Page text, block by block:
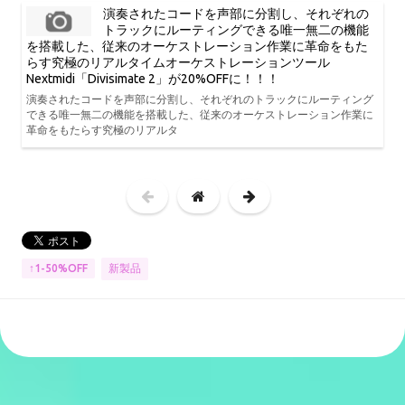
演奏されたコードを声部に分割し、それぞれの
トラックにルーティングできる唯一無二の機能
を搭載した、従来のオーケストレーション作業に革命をもた
らす究極のリアルタイムオーケストレーションツール
Nextmidi「Divisimate 2」が20%OFFに！！！
演奏されたコードを声部に分割し、それぞれのトラックにルーティング
できる唯一無二の機能を搭載した、従来のオーケストレーション作業に
革命をもたらす究極のリアルタ
↑1-50%OFF 新製品